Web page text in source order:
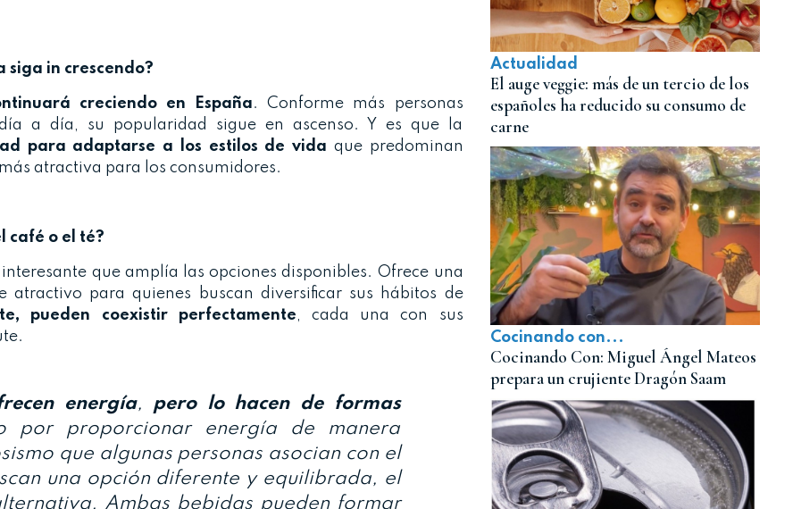
siga in crescendo?
creciendo en España. Conforme más personas
a día, su popularidad sigue en ascenso. Y es que la
para adaptarse a los estilos de vida que predominan
atractiva para los consumidores.
café o el té?
que amplía las opciones disponibles. Ofrece una
para quienes buscan diversificar sus hábitos de
pueden coexistir perfectamente, cada una con sus
energía, pero lo hacen de formas
por proporcionar energía de manera
que algunas personas asocian con el
una opción diferente y equilibrada, el
Ambas bebidas pueden formar
Actualidad
El auge veggie: más de un tercio de los
españoles ha reducido su consumo de
carne
Cocinando con...
Cocinando Con: Miguel Ángel Mateos
prepara un crujiente Dragón Saam